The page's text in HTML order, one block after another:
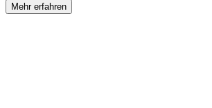
Mehr erfahren